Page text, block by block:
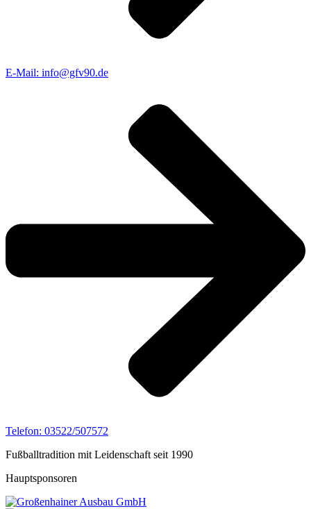
E-Mail: info@gfv90.de
Telefon: 03522/507572
Fußballtradition mit Leidenschaft seit 1990
Hauptsponsoren